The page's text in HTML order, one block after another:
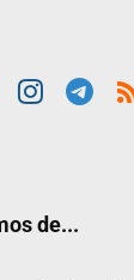
de...